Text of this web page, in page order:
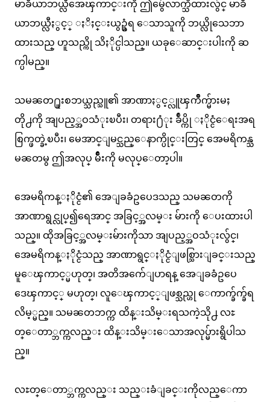
မာခီယာဘယ္လီအေၾကာင္းကို ဤမွ်ေလာက္သိထားလွ်င္ မာခီ
ယာဘယ္လီႏွင့္ ႏိႈင္းယွဥ္ခံရ ေသာသူကို ဘယ္လိုသေဘာ
ထားသည္ ဟူသည္ကို သိႏိုင္ပါသည္။ ယခုေဆာင္းပါးကို ဆ
က္ပါမည္။
သမၼတ႐ူးစဘယ္သည္သူ၏ အာဏာႏွင့္လူၾကိဳက္မ်ားမႈ
တို႕ကို အျပည့္အဝသံုးၿပီး၊ တရား႐ံုး ခ်ဳပ္ကို ႏိုင္ငံေရးအရ
စြက္ဖတ္ခဲ့ၿပီး၊ မေအာင္ျမင္သည္ေနာက္ပိုင္းတြင္ အေမရိကန္သ
မၼတမွ ဤအလုပ္ မ်ိဳးကို မလုပ္ေတာ့ပါ။
အေမရိကန္ႏိုင္ငံ၏ အေျခခံဥပေဒသည္ သမၼတကို
အာဏာရွင္လုပ္၍ရေအာင္ အခြင့္အလမ္း မ်ားကို ေပးထားပါ
သည္။ ထိုအခြင့္အလမ္းမ်ားကိုသာ အျပည့္အဝသံုးလွ်င္၊
အေမရိကန္ႏိုင္ငံသည္ အာဏာရွင္ႏိုင္ငံျဖစ္သြားျခင္းသည္
မူေၾကာင့္မဟုတ္၊ အတိအက်ေျပာရန္ အေျခခံဥပေ
ဒေၾကာင့္ မဟုတ္၊ လူေၾကာင့္ျဖစ္သည္ဟု ေကာက္ခ်က္ခ်ရ
လိမ့္မည္။ သမၼတဘက္က ထိန္းသိမ္းရသကဲ့သို႕ လႊ
တ္ေတာ္ဘက္ကလည္း ထိန္းသိမ္းေသာအလုပ္မ်ားရွိပါသ
ည္။
လႊတ္ေတာ္ဘက္ကလည္း သည္းခံျခင္းကိုလည္ေကာ